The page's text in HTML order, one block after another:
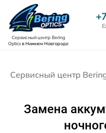
Сервисный центр Bering
Opticsв Нижнем Новгороде
Сервисный центр
Замена